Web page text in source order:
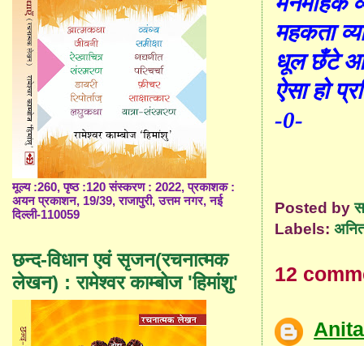
महकता
धूलछँटे
ऐसा हो
-0-
Posted by
Labels:
12
मूल्य :260, पृष्ठ :120 संस्करण : 2022, प्रकाशक :
अयन प्रकाशन, 19/39, राजापुरी, उत्तम नगर, नई
दिल्ली-110059
छन्द-विधान एवं सृजन(रचनात्मक
लेखन) : रामेश्वर काम्बोज 'हिमांशु'